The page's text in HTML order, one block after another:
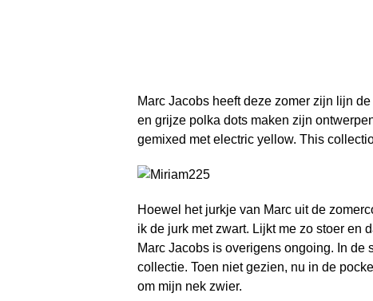
Marc Jacobs heeft deze zomer zijn lijn
en grijze polka dots maken zijn
gemixed met electric yellow. This
Hoewel het jurkje van Marc uit de
ik de jurk met zwart. Lijkt me zo stoer en
Marc Jacobs is overigens ongoing. In
collectie. Toen niet gezien, nu in de
om mijn nek zwier.